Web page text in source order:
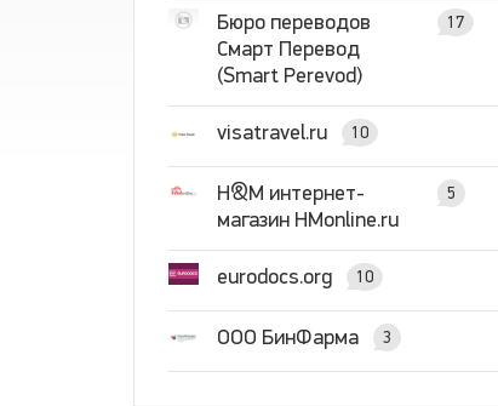
Бюро переводов
Смарт Перевод
(Smart Perevod)
17
visatravel.ru 10
H&M интернет-
магазин HMonline.ru
5
eurodocs.org 10
ООО БинФарма 3